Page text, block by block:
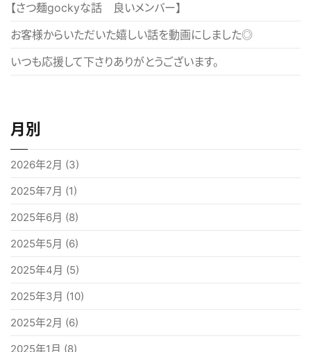
ン
【さつ麺gockyな話 良いメンバー】
お客様からいただいた嬉しい話を動画にしました◎
いつも応援して下さりありがとうございます。
月別
2026年2月 (3)
2025年7月 (1)
2025年6月 (8)
2025年5月 (6)
2025年4月 (5)
2025年3月 (10)
2025年2月 (6)
2025年1月 (8)